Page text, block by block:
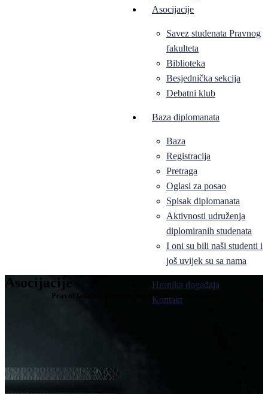
Asocijacije
Savez studenata Pravnog
fakulteta
Biblioteka
Besjednička sekcija
Debatni klub
Baza diplomanata
Baza
Registracija
Pretraga
Oglasi za posao
Spisak diplomanata
Aktivnosti udruženja
diplomiranih studenata
I oni su bili naši studenti i
još uvijek su sa nama
Hronika događaja
Kontakt
Asocijacije
Pravni fakultet Univerziteta u Istočnom Sarajevu